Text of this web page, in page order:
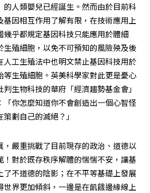
的人類嬰兒已經誕生。然而由於目前科
基因相互作用了解有限，在技術應用上
幾乎都規定基因科技只能應用於體細
生殖細胞，以免不可預知的風險殃及後
人工生殖法中也明文禁止基因科技用於
等生殖細胞。英美科學家對此更是憂心
生物科技的華府「經濟趨勢基金會」
「你怎麼知道你不會創造出一個心智怪
劃自己的滅絕？」
，嚴重挑戰了目前現存的政治、道德以
！對於既存秩序解體的惴惴不安，讓基
了不道德的陰影；在不平等基礎上發展
世界更加傾斜，一邊是在飢餓邊緣線上